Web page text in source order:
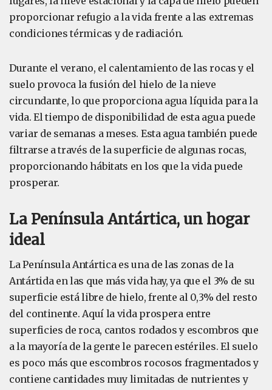
proporcionar refugio a la vida frente a las extremas
condiciones térmicas y de radiación.
Durante el verano, el calentamiento de las rocas y el
suelo provoca la fusión del hielo de la nieve
circundante, lo que proporciona agua líquida para la
vida. El tiempo de disponibilidad de esta agua puede
variar de semanas a meses. Esta agua también puede
filtrarse a través de la superficie de algunas rocas,
proporcionando hábitats en los que la vida puede
prosperar.
La Península Antártica, un hogar
ideal
La Península Antártica es una de las zonas de la
Antártida en las que más vida hay, ya que el 3% de su
superficie está libre de hielo, frente al 0,3% del resto
del continente. Aquí la vida prospera entre
superficies de roca, cantos rodados y escombros que
a la mayoría de la gente le parecen estériles. El suelo
es poco más que escombros rocosos fragmentados y
contiene cantidades muy limitadas de nutrientes y